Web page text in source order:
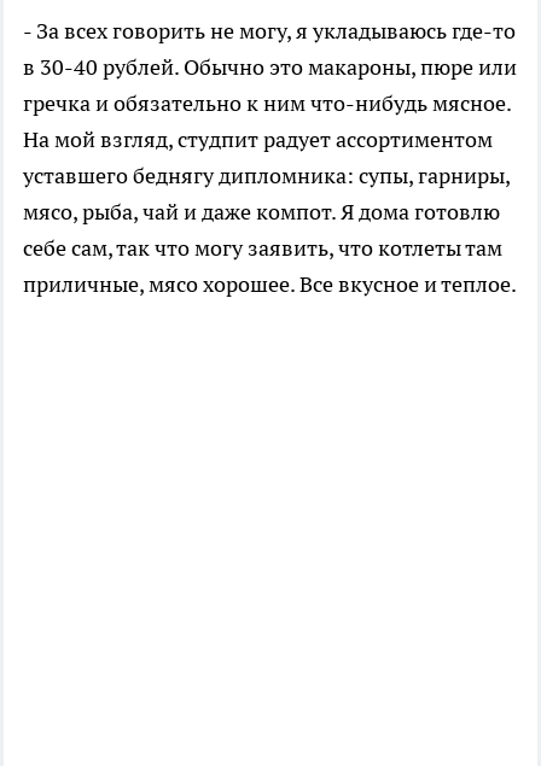
- За всех говорить не могу, я укладываюсь где-то
в 30-40 рублей. Обычно это макароны, пюре или
гречка и обязательно к ним что-нибудь мясное.
На мой взгляд, студпит радует ассортиментом
уставшего беднягу дипломника: супы, гарниры,
мясо, рыба, чай и даже компот. Я дома готовлю
себе сам, так что могу заявить, что котлеты там
приличные, мясо хорошее. Все вкусное и теплое.